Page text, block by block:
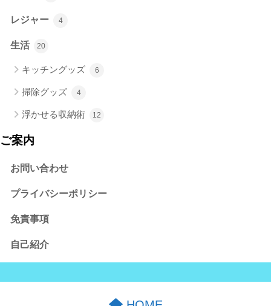
レジャー 4
生活 20
キッチングッズ 6
掃除グッズ 4
浮かせる収納術 12
ご案内
お問い合わせ
プライバシーポリシー
免責事項
自己紹介